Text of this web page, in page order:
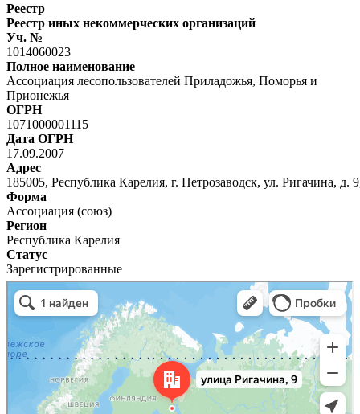
Реестр
Реестр иных некоммерческих организаций
Уч. №
1014060023
Полное наименование
Ассоциация лесопользователей Приладожья, Поморья и
Прионежья
ОГРН
1071000001115
Дата ОГРН
17.09.2007
Адрес
185005, Республика Карелия, г. Петрозаводск, ул. Ригачина, д.
Форма
Ассоциация (союз)
Регион
Республика Карелия
Статус
Зарегистрированные